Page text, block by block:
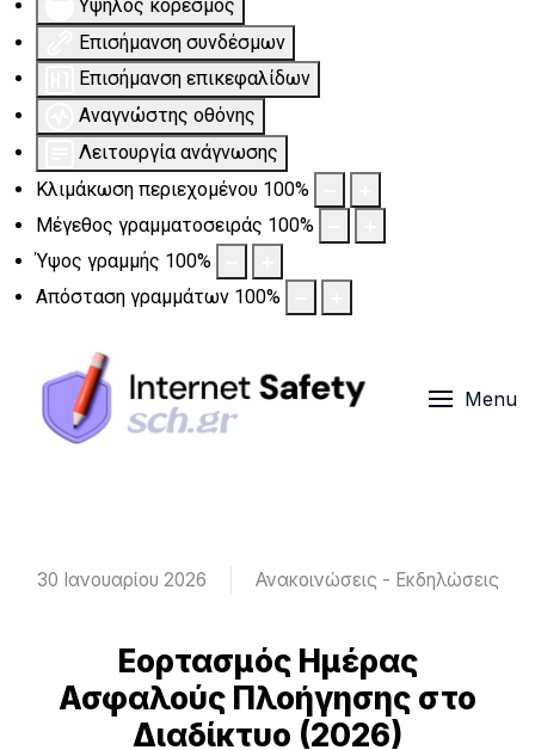
Υψηλός κορεσμός
Επισήμανση συνδέσμων
Επισήμανση επικεφαλίδων
Αναγνώστης οθόνης
Λειτουργία ανάγνωσης
Κλιμάκωση περιεχομένου 100%
Μέγεθος γραμματοσειράς 100%
Ύψος γραμμής 100%
Απόσταση γραμμάτων 100%
Menu
30 Ιανουαρίου 2026 Ανακοινώσεις - Εκδηλώσεις
Εορτασμός Ημέρας
Ασφαλούς Πλοήγησης στο
Διαδίκτυο (2026)